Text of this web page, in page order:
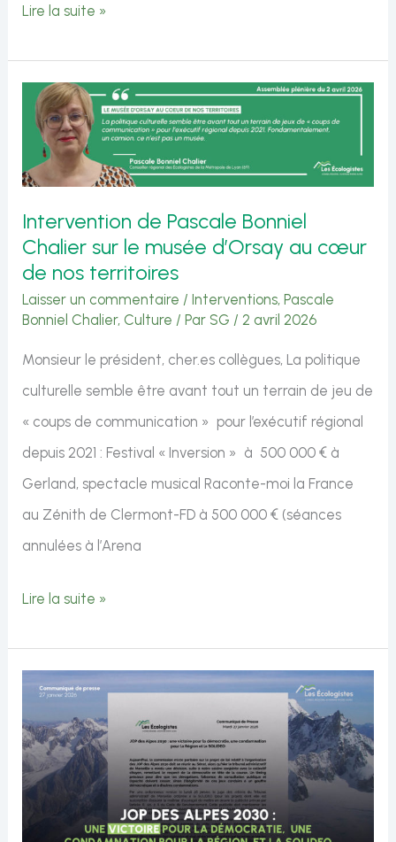
JOP
qui
paiera
la
?
Les
régionaux
écologistes
dénoncent
déséquilibre qui
pourrait
coûter
l’Auvergne-
Lire la suite »
Intervention de Pascale Bonniel
Chalier sur le musée d’Orsay au cœur
de nos territoires
Laisser un commentaire /Interventions,Pascale
Bonniel Chalier, Culture / Par SG / 2 avril 2026
Monsieur le président, cher.es collègues, La politique
culturelle semble être avant tout un terrain de jeu de
« coups de communication » pour l’exécutif régional
depuis 2021 : Festival « Inversion » à 500 000 € à
Gerland, spectacle musical Raconte-moi la France
au Zénith de Clermont-FD à 500 000 € (séances
annulées à l’Arena
Intervention
Bonniel
Chalier
sur
le
Lire la suite »